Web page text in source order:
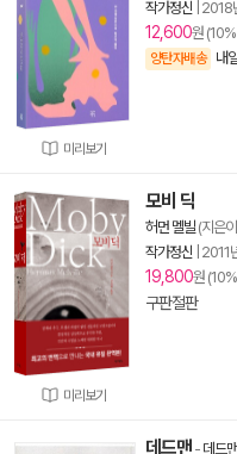
미리보기
작가정신 2018
12,600원
양탄자배송 내
미리보기
모비 딕
허먼 멜빌 (지은이
작가정신 2011
19,800원
구판절판
데드맨 - 데드